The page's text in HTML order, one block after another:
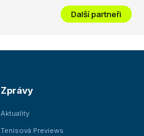
Další partneři
Zprávy
Aktuality
Tenisová Previews